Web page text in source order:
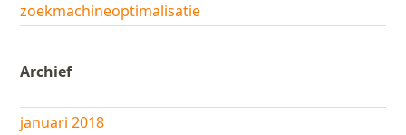
zoekmachineoptimalisatie
Archief
januari 2018